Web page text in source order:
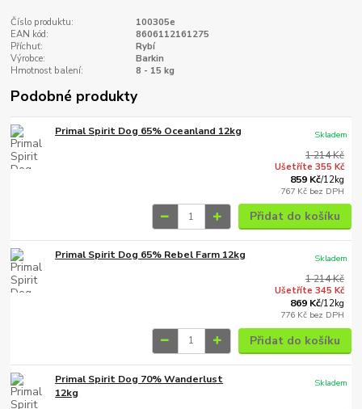
Číslo produktu:
100305e
EAN kód:
8606112161275
Příchuť:
Rybí
Výrobce:
Barkin
Hmotnost balení:
8 - 15 kg
Podobné produkty
Primal Spirit Dog 65% Oceanland 12kg
1 214 Kč
Ušetříte 355 Kč
859 Kč/12kg
767 Kč bez DPH
Skladem
Přidat do košíku
Primal Spirit Dog 65% Rebel Farm 12kg
1 214 Kč
Ušetříte 345 Kč
869 Kč/12kg
776 Kč bez DPH
Skladem
Přidat do košíku
Primal Spirit Dog 70% Wanderlust
12kg
Skladem